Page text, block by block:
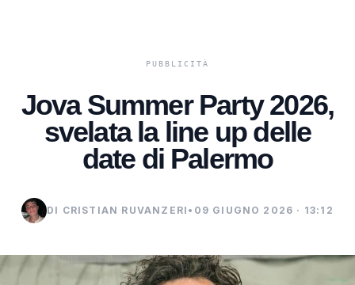
Jova Summer Party 2026,
svelata la line up delle
date di Palermo
DI CRISTIAN RUVANZERI • 09 GIUGNO 2026 · 13:12